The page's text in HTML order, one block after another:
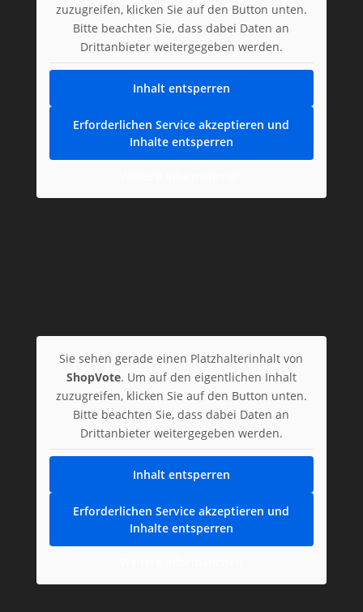
zuzugreifen, klicken Sie auf den Button unten.
Bitte beachten Sie, dass dabei Daten an
Drittanbieter weitergegeben werden.
Inhalt entsperren
Erforderlichen Service akzeptieren und
Inhalte entsperren
Sie sehen gerade einen Platzhalterinhalt von
ShopVote. Um auf den eigentlichen Inhalt
zuzugreifen, klicken Sie auf den Button unten.
Bitte beachten Sie, dass dabei Daten an
Drittanbieter weitergegeben werden.
Inhalt entsperren
Erforderlichen Service akzeptieren und
Inhalte entsperren